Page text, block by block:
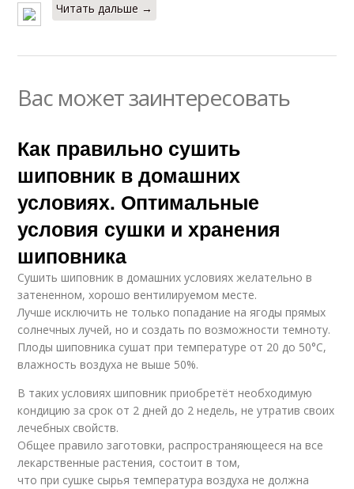
Читать дальше →
Вас может заинтересовать
Как правильно сушить
шиповник в домашних
условиях. Оптимальные
условия сушки и хранения
шиповника
Сушить шиповник в домашних условиях желательно в
затененном, хорошо вентилируемом месте.
Лучше исключить не только попадание на ягоды прямых
солнечных лучей, но и создать по возможности темноту.
Плоды шиповника сушат при температуре от 20 до 50°C,
влажность воздуха не выше 50%.
В таких условиях шиповник приобретёт необходимую
кондицию за срок от 2 дней до 2 недель, не утратив своих
лечебных свойств.
Общее правило заготовки, распространяющееся на все
лекарственные растения, состоит в том,
что при сушке сырья температура воздуха не должна